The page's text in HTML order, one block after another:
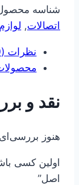
شناسه
اتصالات,
نظرات (0)
نقد و
هنوز
اصل”